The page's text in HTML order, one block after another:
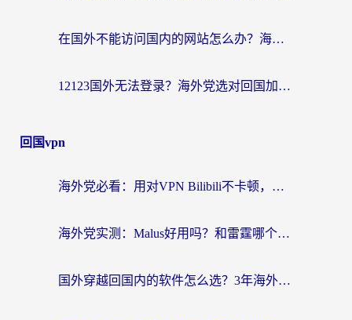
在国外不能访问国内的网站怎么办？海外党必看的无缝回国上网指南
12123国外无法登录？海外党选对回国加速器，轻松解决国内资源访问难题
回国vpn
海外党必看：用对VPN Bilibili不卡顿，英国玩国内游戏也丝滑——2026回国加速器选择指南
海外党实测：Malus好用吗？和雷霆哪个好？+ 3款热门加速器深度对比
国外穿越回国内的软件怎么选？3年海外党亲测实用指南，告别地域限制